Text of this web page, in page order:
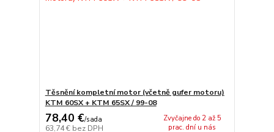
Těsnění kompletní motor (včetně gufer motoru)
KTM 60SX + KTM 65SX / 99-08
78,40 €/sada
63,74 € bez DPH
Zvyčajne do 2 až 5
prac. dní u nás